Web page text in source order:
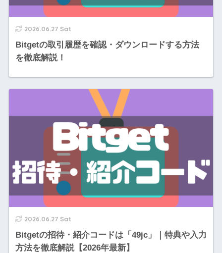
2026.06.27 Sat
Bitgetの取引履歴を確認・ダウンロードする方法
を徹底解説！
2026.06.27 Sat
Bitgetの招待・紹介コードは「49jc」｜特典や入力
方法を徹底解説【2026年最新】